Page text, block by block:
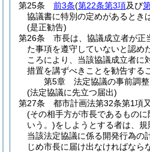
第25条
前3条(第22条第3項及び
協議書に特別の定めがあるとき
(是正勧告)
第26条
市長は、協議成立者が正
た事項を遵守していないと認め
ころにより、当該協議成立者に
措置を講ずべきことを勧告する
第5章
法定協議の事前調整
(法定協議に先立つ届出)
第27条
都市計画法第32条第1項
(その相手方が市長であるもの
いう。)をしようとする者は、規
当該法定協議に係る開発行為の
じめ市長に届け出なければなら